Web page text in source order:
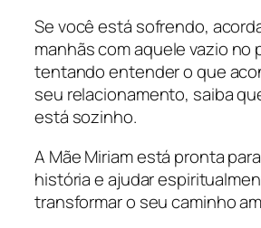
Se você está sofrendo,
manhãs com aquele vazio no
tentando entender o que
seu relacionamento, saiba
está sozinho.
A Mãe Miriam está pronta
história e ajudar
transformar o seu caminho